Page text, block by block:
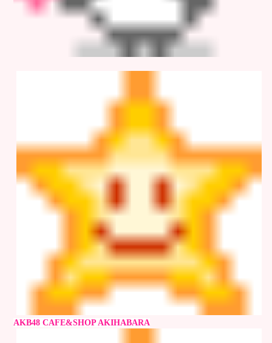
AKB48 CAFE&SHOP AKIHABARA